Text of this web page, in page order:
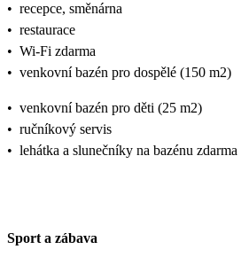
• recepce, směnárna
• restaurace
• Wi-Fi zdarma
• venkovní bazén pro dospělé (150 m2)
• venkovní bazén pro děti (25 m2)
• ručníkový servis
• lehátka a slunečníky na bazénu
Sport a zábava